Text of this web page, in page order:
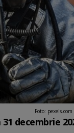
Foto: pexels.com
decembrie